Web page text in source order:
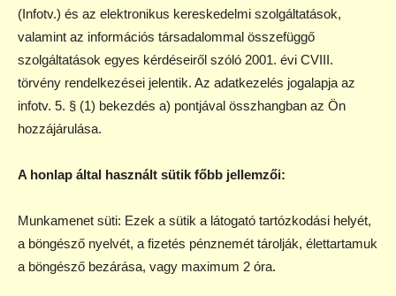
(Infotv.) és az elektronikus kereskedelmi szolgáltatások,
valamint az információs társadalommal összefüggő
szolgáltatások egyes kérdéseiről szóló 2001. évi CVIII.
törvény rendelkezései jelentik. Az adatkezelés jogalapja az
infotv. 5. § (1) bekezdés a) pontjával összhangban az Ön
hozzájárulása.
A honlap által használt sütik főbb jellemzői:
Munkamenet süti: Ezek a sütik a látogató tartózkodási helyét,
a böngésző nyelvét, a fizetés pénznemét tárolják, élettartamuk
a böngésző bezárása, vagy maximum 2 óra.